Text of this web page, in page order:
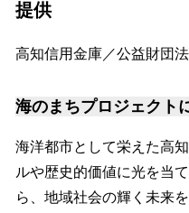
提供
高知信用金庫／公益財団
海のまちプロジェクト
海洋都市として栄えた高
ルや歴史的価値に光を当
ら、地域社会の輝く未来